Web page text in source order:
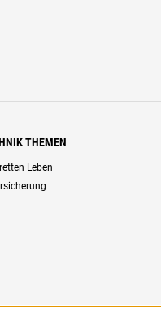
THEMEN
Leben